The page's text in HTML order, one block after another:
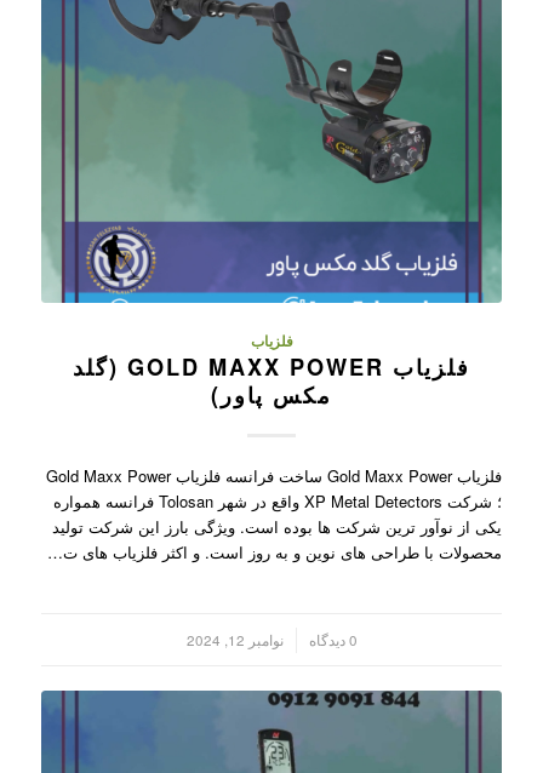
فلزیاب
فلزیاب GOLD MAXX POWER (گلد
مکس پاور)
فلزیاب Gold Maxx Power ساخت فرانسه فلزیاب Gold Maxx Power
؛ شرکت XP Metal Detectors واقع در شهر Tolosan فرانسه همواره
یکی از نوآور ترین شرکت ها بوده است. ویژگی بارز این شرکت تولید
محصولات با طراحی های نوین و به روز است. و اکثر فلزیاب های ت…
0 دیدگاه نوامبر 12, 2024